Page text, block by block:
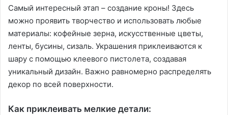
Самый интересный этап – создание кроны! Здесь
можно проявить творчество и использовать любые
материалы: кофейные зерна, искусственные цветы,
ленты, бусины, сизаль. Украшения приклеиваются к
шару с помощью клеевого пистолета, создавая
уникальный дизайн. Важно равномерно распределять
декор по всей поверхности.
Как приклеивать мелкие детали: